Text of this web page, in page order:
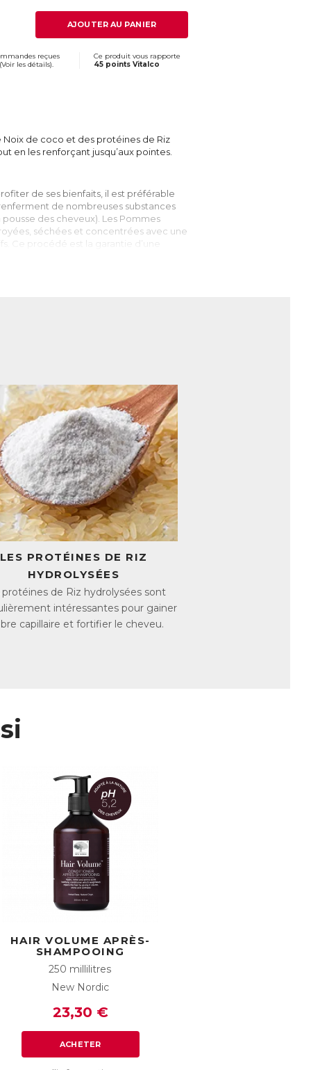
AJOUTER AU PANIER
reçues
Voir les détails).
Ce produit vous rapporte
45 points Vitalco
de coco et des protéines de Riz
en les renforçant jusqu’aux pointes.
de ses bienfaits, il est préférable
de nombreuses substances
des cheveux). Les Pommes
séchées et concentrées avec une
Ce procédé est la garantie d’une
en leur apportant force et volume.
Préférer les protéines de Riz
pour une hydratation intense.
LES PROTÉINES DE RIZ
HYDROLYSÉES
protéines de Riz hydrolysées sont
intéressantes pour gainer
capillaire et fortifier le cheveu.
HAIR VOLUME APRÈS-
SHAMPOOING
250 millilitres
New Nordic
23,30 €
ACHETER